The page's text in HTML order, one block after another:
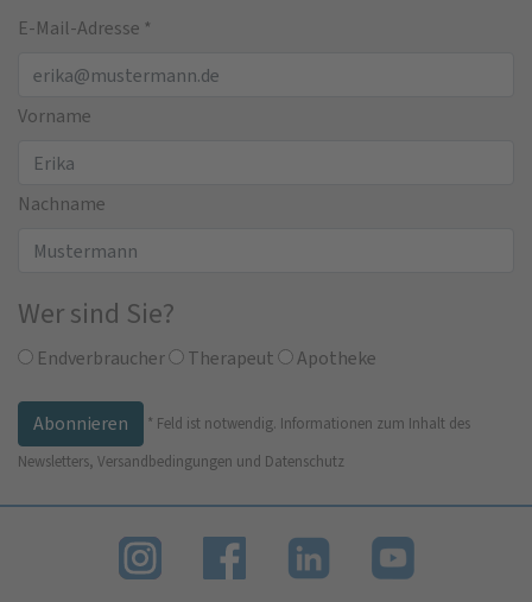
E-Mail-Adresse *
Vorname
Nachname
Wer sind Sie?
Endverbraucher Therapeut Apotheke
* Feld ist notwendig. Informationen zum Inhalt des
Newsletters, Versandbedingungen und Datenschutz